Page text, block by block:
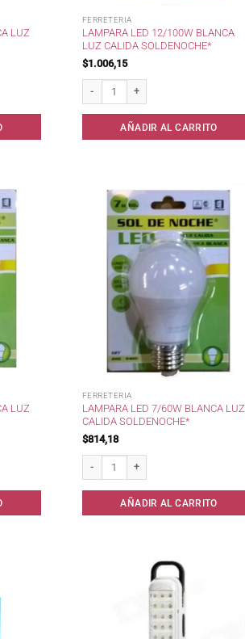
LUZ
FERRETERIA
LAMPARA LED 12/100W BLANCA
LUZ CALIDA SOLDENOCHE*
$1.006,15
AÑADIR AL CARRITO
LUZ
FERRETERIA
LAMPARA LED 7/60W BLANCA LUZ
CALIDA SOLDENOCHE*
$814,18
AÑADIR AL CARRITO